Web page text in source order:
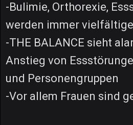
-Bulimie, Orthorexie,
werden immer
-THE BALANCE sieht
Anstieg von
und Personengruppen
-Vor allem Frauen sind